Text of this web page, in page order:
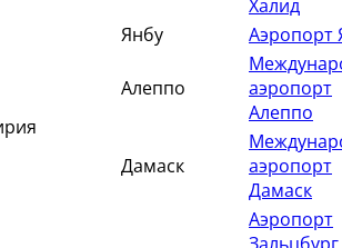
Халид
Янбу
Аэропорт
Алеппо
аэропорт
Алеппо
Дамаск
аэропорт
Дамаск
Аэропорт